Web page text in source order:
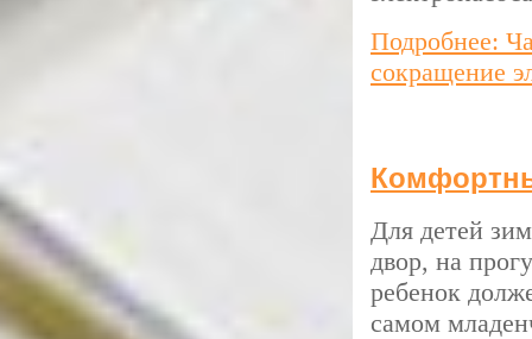
Подробнее:
сокращение
Для детей
двор, на
ребенок
самом